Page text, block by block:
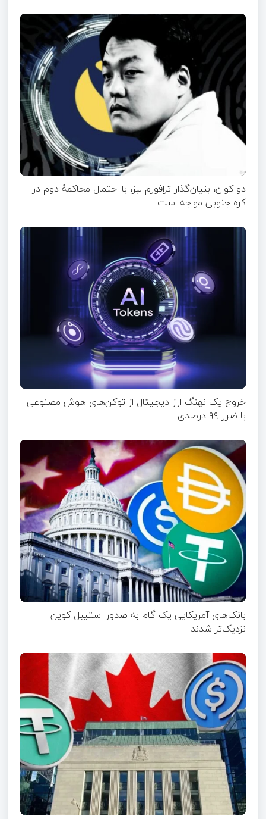
دو کوان، بنیان‌گذار ترافورم لبز، با احتمال محاکمهٔ دوم در
کره جنوبی مواجه است
خروج یک نهنگ ارز دیجیتال از توکن‌های هوش مصنوعی
با ضرر ۹۹ درصدی
بانک‌های آمریکایی یک گام به صدور استیبل کوین
نزدیک‌تر شدند